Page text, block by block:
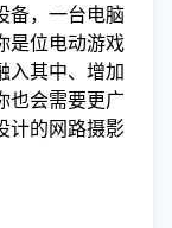
备，一台电脑
是位电动游戏
入其中、增加
也会需要更广
计的网路摄影